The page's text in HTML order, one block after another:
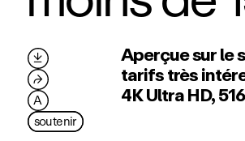
Aperçue sur le
tarifs très
4K Ultra HD,

⮫
A
soutenir